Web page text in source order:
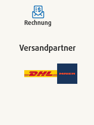
Rechnung
Versandpartner